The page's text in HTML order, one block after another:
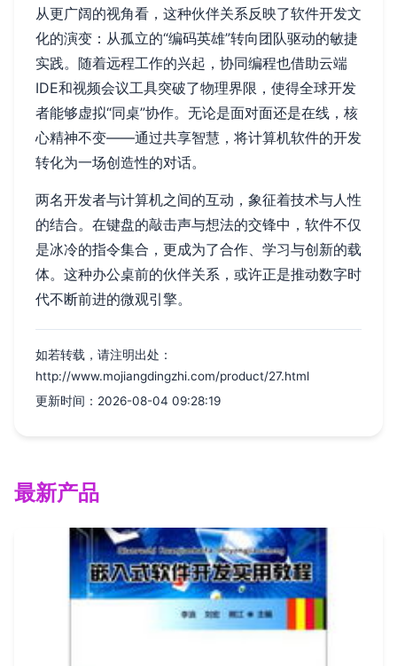
从更广阔的视角看，这种伙伴关系反映了软件开发文
化的演变：从孤立的“编码英雄”转向团队驱动的敏捷
实践。随着远程工作的兴起，协同编程也借助云端
IDE和视频会议工具突破了物理界限，使得全球开发
者能够虚拟“同桌”协作。无论是面对面还是在线，核
心精神不变——通过共享智慧，将计算机软件的开发
转化为一场创造性的对话。
两名开发者与计算机之间的互动，象征着技术与人性
的结合。在键盘的敲击声与想法的交锋中，软件不仅
是冰冷的指令集合，更成为了合作、学习与创新的载
体。这种办公桌前的伙伴关系，或许正是推动数字时
代不断前进的微观引擎。
如若转载，请注明出处：
http://www.mojiangdingzhi.com/product/27.html
更新时间：2026-08-04 09:28:19
最新产品